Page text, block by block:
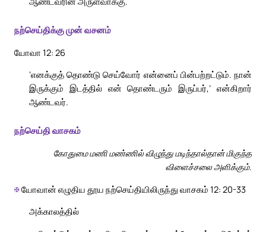
நற்செய்திக்கு முன் வசனம்
யோவா 12: 26
‘எனக்குத் தொண்டு செய்வோர் என்னைப் பின்பற்றட்டும். நான்
இருக்கும் இடத்தில் என் தொண்டரும் இருப்பர்,’ என்கிறார்
ஆண்டவர்.
நற்செய்தி வாசகம்
கோதுமை மணி மண்ணில் விழுந்து மடிந்தால்தான் மிகுந்த
விளைச்சலை அளிக்கும்.
✠யோவான் எழுதிய தூய நற்செய்தியிலிருந்து வாசகம் 12: 20-33
அக்காலத்தில்